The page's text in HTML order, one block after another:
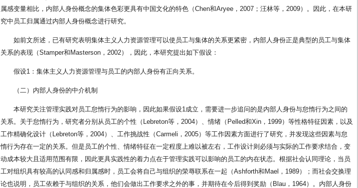
属感变量相比，内部人身份概念的集体色彩更具有中国文化的特色（Chen和Aryee，2007；汪林等，2009）。因此，在本研
究中员工归属通过内部人身份概念进行研究。
如前文所述，已有研究表明集体主义人力资源管理可以使员工与集体的关系更紧密，内部人身份正是典型的员工与集体
关系的表现（Stamper和Masterson，2002），因此，本研究提出如下假设：
假设1：集体主义人力资源管理与员工的内部人身份有正向关系。
（二）内部人身份的中介机制
本研究关注管理实践对员工怠惰行为的影响，因此如果假设1成立，需要进一步追问的是内部人身份与怠惰行为之间的
关系。关于怠惰行为，研究者分别从员工的个性（Lebreton等，2004）、情绪（Pelled和Xin，1999）等性格特征因素，以及
工作精确化设计（Lebreton等，2004）、工作挑战性（Carmeli，2005）等工作因素方面进行了研究，并发现这些因素与怠
惰行为存在一定的关系。但是员工的个性、情绪特征在一定程度上难以被左右，工作设计则必须与实际的工作要求结合，变
动成本较大且适用范围有限，因此更具实践性的着力点在于管理实践可以影响的员工的内在状态。根据社会认同理论，当员
工对组织具有较高的认同感和归属感时，员工会将自己与组织的荣辱联系在一起（Ashforth和Mael，1989）；而社会交换理
论也说明，员工依赖于与组织的关系，他们会做出工作要求之外的事，并期待在今后得到奖励（Blau，1964）。内部人身份